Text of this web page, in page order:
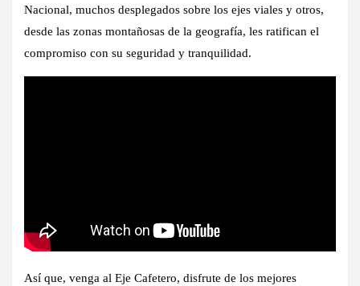
Nacional, muchos desplegados sobre los ejes viales y otros,
desde las zonas montañosas de la geografía, les ratifican el
compromiso con su seguridad y tranquilidad.
Así que, venga al Eje Cafetero, disfrute de los mejores